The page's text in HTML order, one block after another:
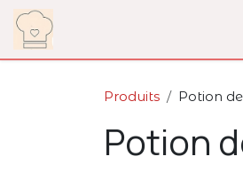
Se rendre au contenu
Produits Potion
Potion